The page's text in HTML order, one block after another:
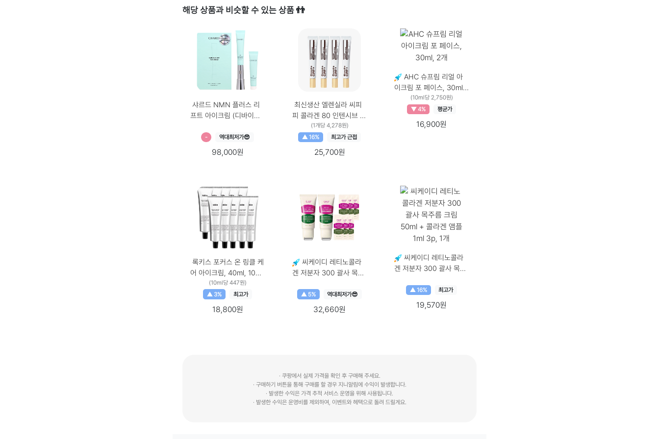
해당 상품과 비슷할 수 있는 상품 👬
샤르드 NMN 플러스 리
프트 아이크림 (디바이스
- 역대최저가😎
98,000원
최신생산 엘렌실라 씨피
피 콜라겐 80 인텐시브 아
이크림 20g x5P 세트
1021642, 20g, 4개
20g × 4개
(1개당 4,278원)
▲ 16%
최고가 근접
25,700원
AHC 슈프림 리얼 아
이크림 포 페이스, 30ml,
2개 30ml × 2개
(10ml당 2,750원)
▼ 4%
평균가
16,900원
록키스 포커스 온 링클 케
어 아이크림, 40ml, 10개
40ml × 10개
(10ml당 447원)
▲ 3%
최고가
18,800원
씨케이디 레티노콜라
겐 저분자 300 괄사 목주
앰플 1ml 3p, 2개 2개, 2
▲ 5% 역대최저가😎
32,660원
씨케이디 레티노콜라
겐 저분자 300 괄사 목주
앰플 1ml 3p, 1개 개당 용
량 × 수량, 50ml × 1개
▲ 16% 최고가
19,570원
· 쿠팡에서 실제 가격을 확인 후 구매해 주세요.
· 구매하기 버튼을 통해 구매를 할 경우 지니알림에 수익이 발생합니다.
· 발생한 수익은 가격 추적 서비스 운영을 위해 사용됩니다.